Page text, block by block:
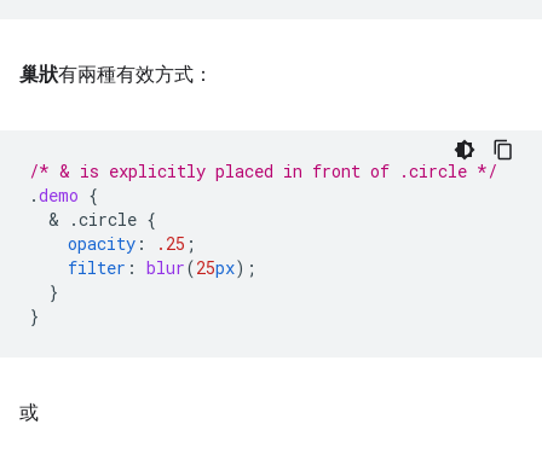
巢狀有兩種有效方式：
/* & is explicitly placed in front of .circle */
.demo {
  &
.circle {
opacity : .25 ;
filter : blur(25px);
}
}
或